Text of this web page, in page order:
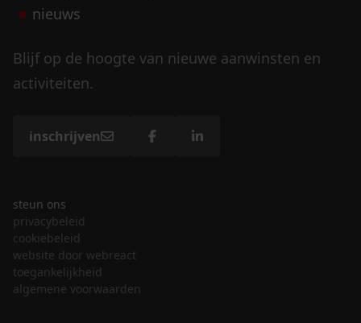
nieuws
Blijf op de hoogte van nieuwe aanwinsten en
activiteiten.
inschrijven
steun ons
privacybeleid
cookiebeleid
website door webreact
toegankelijkheid
algemene voorwaarden